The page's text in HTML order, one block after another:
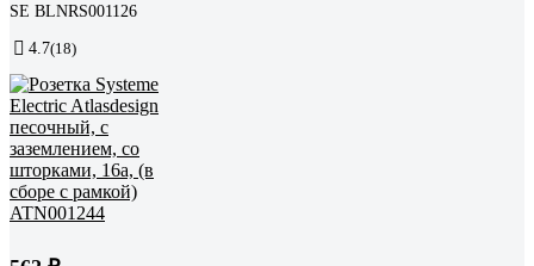
SE BLNRS001126
4.7(18)